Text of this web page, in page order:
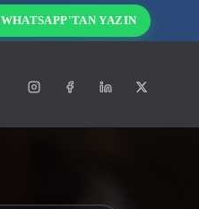
WHATSAPP'TAN YAZIN